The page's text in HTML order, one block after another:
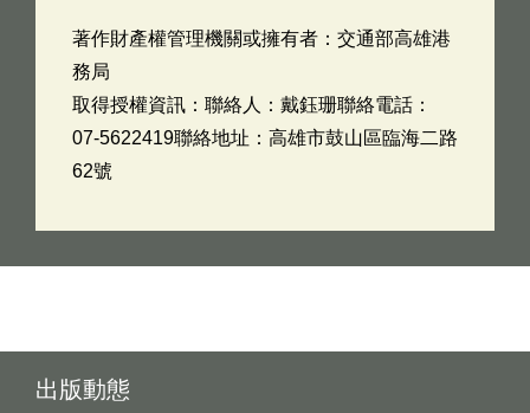
著作財產權管理機關或擁有者：交通部高雄港
務局
取得授權資訊：聯絡人：戴鈺珊聯絡電話：
07-5622419聯絡地址：高雄市鼓山區臨海二路
62號
出版動態